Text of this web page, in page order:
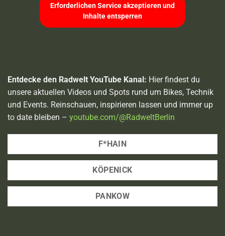
Erforderlichen Service akzeptieren und
Inhalte entsperren
Entdecke den Radwelt YouTube Kanal: Hier findest du
unsere aktuellen Videos und Spots rund um Bikes, Technik
und Events. Reinschauen, inspirieren lassen und immer up
to date bleiben – youtube.com/@RadweltBerlin
F*HAIN
KÖPENICK
PANKOW